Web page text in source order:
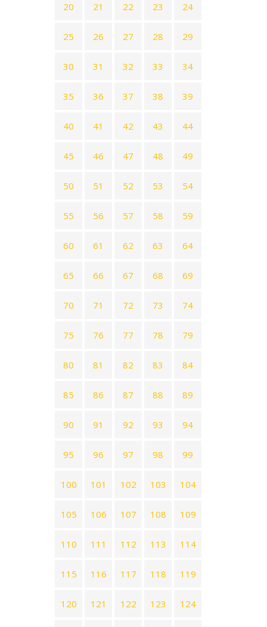
20 21 22 23 24
25 26 27 28 29
30 31 32 33 34
35 36 37 38 39
40 41 42 43 44
45 46 47 48 49
50 51 52 53 54
55 56 57 58 59
60 61 62 63 64
65 66 67 68 69
70 71 72 73 74
75 76 77 78 79
80 81 82 83 84
85 86 87 88 89
90 91 92 93 94
95 96 97 98 99
100 101 102 103 104
105 106 107 108 109
110 111 112 113 114
115 116 117 118 119
120 121 122 123 124